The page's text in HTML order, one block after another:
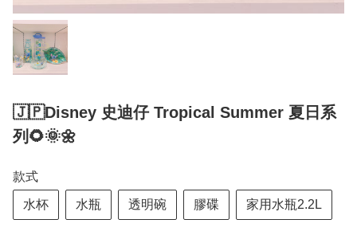
🇯🇵Disney 史迪仔 Tropical Summer 夏日系
列🌻🌞🌼
款式
水杯 水瓶 透明碗 膠碟 家用水瓶2.2L